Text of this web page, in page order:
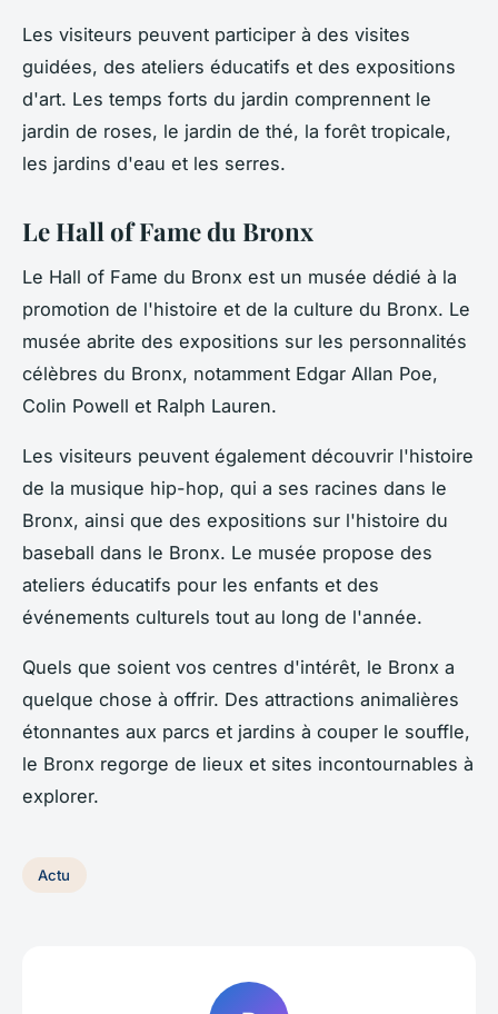
Les visiteurs peuvent participer à des visites
guidées, des ateliers éducatifs et des expositions
d'art. Les temps forts du jardin comprennent le
jardin de roses, le jardin de thé, la forêt tropicale,
les jardins d'eau et les serres.
Le Hall of Fame du Bronx
Le Hall of Fame du Bronx est un musée dédié à la
promotion de l'histoire et de la culture du Bronx. Le
musée abrite des expositions sur les personnalités
célèbres du Bronx, notamment Edgar Allan Poe,
Colin Powell et Ralph Lauren.
Les visiteurs peuvent également découvrir l'histoire
de la musique hip-hop, qui a ses racines dans le
Bronx, ainsi que des expositions sur l'histoire du
baseball dans le Bronx. Le musée propose des
ateliers éducatifs pour les enfants et des
événements culturels tout au long de l'année.
Quels que soient vos centres d'intérêt, le Bronx a
quelque chose à offrir. Des attractions animalières
étonnantes aux parcs et jardins à couper le souffle,
le Bronx regorge de lieux et sites incontournables à
explorer.
Actu